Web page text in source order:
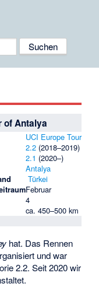
of Antalya
UCI Europe Tour
2.2(2018–2019)
2.1 (2020–)
Antalya
Türkei
Februar
4
ca. 450–500 km
hat. Das Rennen
und war
2.2. Seit 2020 wir